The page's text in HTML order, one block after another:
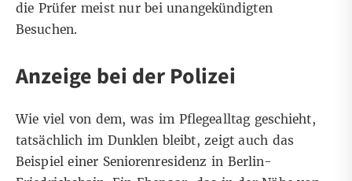
die Prüfer meist nur bei unangekündigten
Besuchen.
Anzeige bei der Polizei
Wie viel von dem, was im Pflegealltag geschieht,
tatsächlich im Dunklen bleibt, zeigt auch das
Beispiel einer Seniorenresidenz in Berlin-